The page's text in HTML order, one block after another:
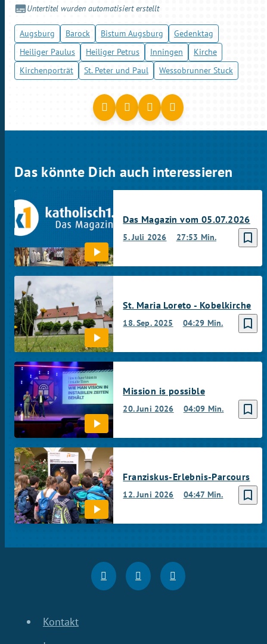
Untertitel wurden automatisiert erstellt
Augsburg Barock Bistum Augsburg
Gedenktag
Heiliger Paulus
Heiliger Petrus Inningen
Kirche
Kirchenporträt
St. Peter und Paul Wessobrunner Stuck
Das könnte Dich auch interessieren
bookmark_border
5. Juli 2026 27:53 Min.
Das Magazin vom 05.07.2026
bookmark_border
18. Sep. 2025 04:29 Min.
St. Maria Loreto - Kobelkirche
bookmark_border
20. Juni 2026 04:09 Min.
Mission is possible
bookmark_border
12. Juni 2026 04:47 Min.
Franziskus-Erlebnis-Parcours
Kontakt